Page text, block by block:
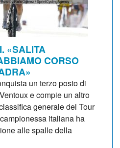
«SALITA
CORSO
un terzo posto di
e compie un altro
generale del Tour
italiana ha
alle spalle della